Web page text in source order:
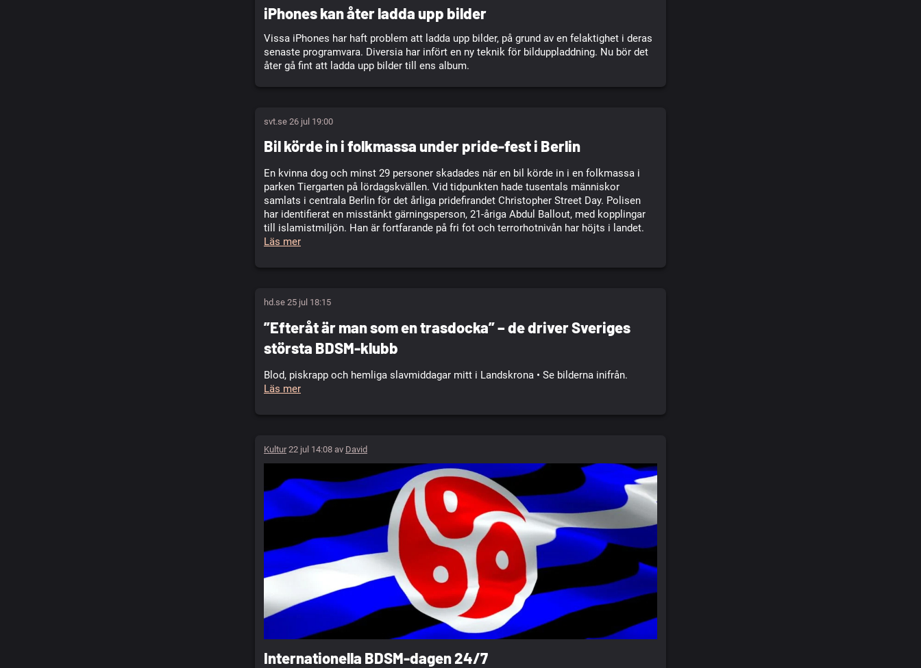
iPhones kan åter ladda upp bilder
Vissa iPhones har haft problem att ladda upp bilder, på grund av en felaktighet i deras
senaste programvara. Diversia har infört en ny teknik för bilduppladdning. Nu bör det
åter gå fint att ladda upp bilder till ens album.
svt.se 26 jul 19:00
Bil körde in i folkmassa under pride-fest i Berlin
En kvinna dog och minst 29 personer skadades när en bil körde in i en folkmassa i
parken Tiergarten på lördagskvällen. Vid tidpunkten hade tusentals människor
samlats i centrala Berlin för det årliga pridefirandet Christopher Street Day. Polisen
har identifierat en misstänkt gärningsperson, 21-åriga Abdul Ballout, med kopplingar
till islamistmiljön. Han är fortfarande på fri fot och terrorhotnivån har höjts i landet.
Läs mer
hd.se 25 jul 18:15
”Efteråt är man som en trasdocka” – de driver Sveriges
största BDSM-klubb
Blod, piskrapp och hemliga slavmiddagar mitt i Landskrona • Se bilderna inifrån.
Läs mer
Kultur22 jul 14:08 av David
Internationella BDSM-dagen 24/7